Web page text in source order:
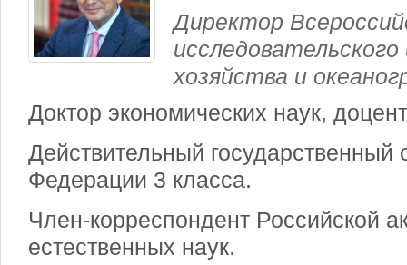
Директор
хозяйства и
Доктор экономических наук,
Действительный государственный
Федерации 3 класса.
Член-корреспондент Российской
естественных наук.